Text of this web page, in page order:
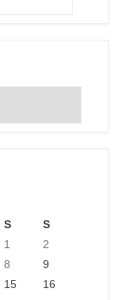
S
S
1
2
8
9
15
16